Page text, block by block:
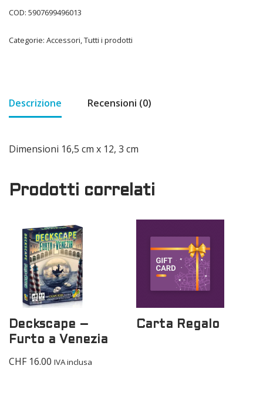
COD: 5907699496013
Categorie: Accessori,Tutti i prodotti
Descrizione Recensioni (0)
Dimensioni 16,5 cm x 12, 3 cm
Prodotti correlati
Deckscape –
Furto a Venezia
CHF16.00 IVA inclusa
Carta Regalo